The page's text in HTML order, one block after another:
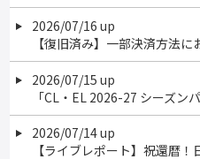
2026/07/16 up
【復旧済み】一部決済方法
2026/07/15 up
「CL・EL 2026-27 シーズン
2026/07/14 up
【ライブレポート】祝還暦